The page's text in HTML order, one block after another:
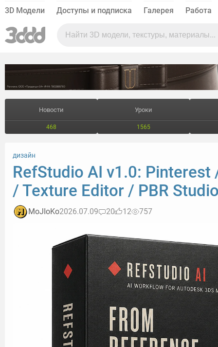
3D Модели Доступы и подписка Галерея Работа
Новости
468
Уроки
1565
дизайн
RefStudio AI v1.0: Pinterest
/ Texture Editor / PBR
MoJIoKo2026.07.09 20 12 757